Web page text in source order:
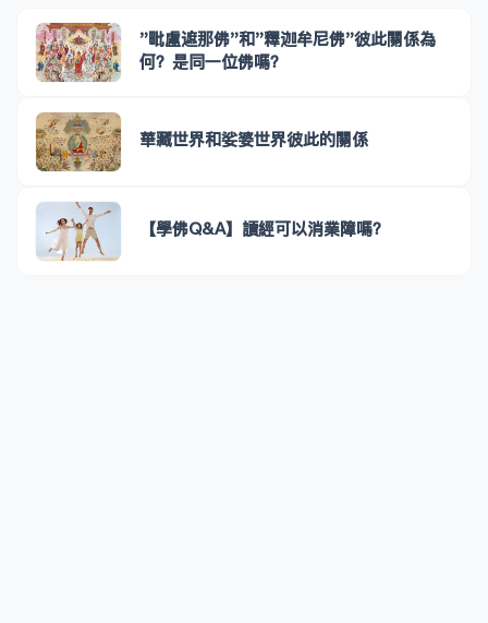
"毗盧遮那佛"和"釋迦牟尼佛"彼此關係為
何？是同一位佛嗎？
華藏世界和娑婆世界彼此的關係
【學佛Q&A】讀經可以消業障嗎？